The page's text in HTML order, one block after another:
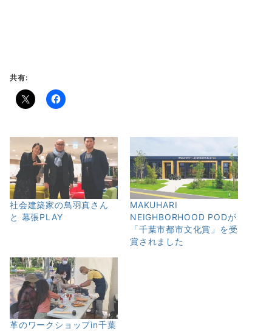
共有:
社会建築家の鳥羽真さん
と 幕張PLAY
MAKUHARI
NEIGHBORHOOD PODが
「千葉市都市文化賞」を受
賞されました
革のワークショップin千葉